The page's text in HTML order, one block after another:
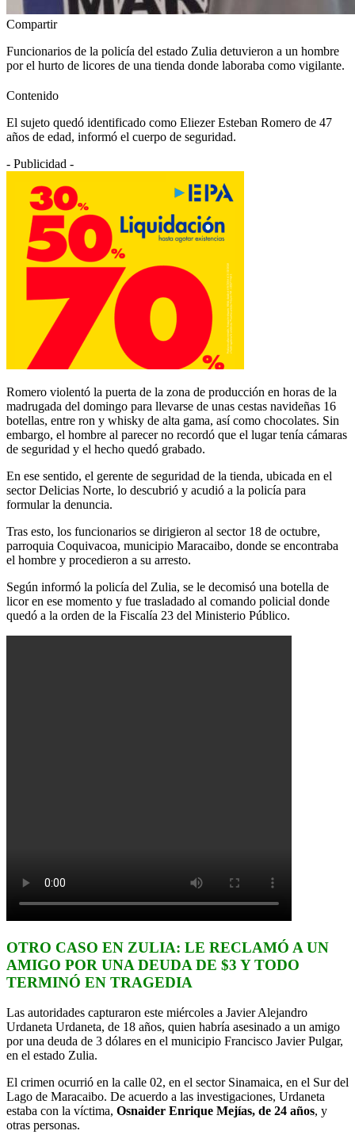
Compartir
Funcionarios de la policía del estado Zulia detuvieron a un hombre
por el hurto de licores de una tienda donde laboraba como vigilante.
Contenido
El sujeto quedó identificado como Eliezer Esteban Romero de 47
años de edad, informó el cuerpo de seguridad.
- Publicidad -
Romero violentó la puerta de la zona de producción en horas de la
madrugada del domingo para llevarse de unas cestas navideñas 16
botellas, entre ron y whisky de alta gama, así como chocolates. Sin
embargo, el hombre al parecer no recordó que el lugar tenía cámaras
de seguridad y el hecho quedó grabado.
En ese sentido, el gerente de seguridad de la tienda, ubicada en el
sector Delicias Norte, lo descubrió y acudió a la policía para
formular la denuncia.
Tras esto, los funcionarios se dirigieron al sector 18 de octubre,
parroquia Coquivacoa, municipio Maracaibo, donde se encontraba
el hombre y procedieron a su arresto.
Según informó la policía del Zulia, se le decomisó una botella de
licor en ese momento y fue trasladado al comando policial donde
quedó a la orden de la Fiscalía 23 del Ministerio Público.
OTRO CASO EN ZULIA: LE RECLAMÓ A UN
AMIGO POR UNA DEUDA DE $3 Y TODO
TERMINÓ EN TRAGEDIA
Las autoridades capturaron este miércoles a Javier Alejandro
Urdaneta Urdaneta, de 18 años, quien habría asesinado a un amigo
por una deuda de 3 dólares en el municipio Francisco Javier Pulgar,
en el estado Zulia.
El crimen ocurrió en la calle 02, en el sector Sinamaica, en el Sur del
Lago de Maracaibo. De acuerdo a las investigaciones, Urdaneta
estaba con la víctima, Osnaider Enrique Mejías, de 24 años, y
otras personas.